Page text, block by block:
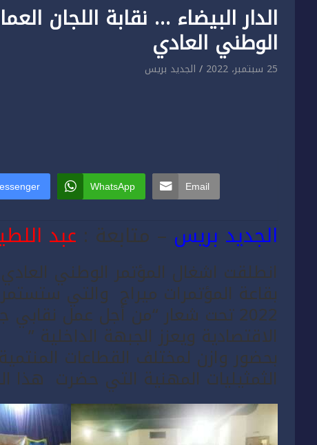
الدار البيضاء … نقابة اللجان
الوطني العادي
25 سبتمبر، 2022 الجديد بريس
WhatsApp Email
الجديد بريس – متابعة : عبد
انطلقت اشغال المؤتمر الوطني العادي
2022 تحت شعار “من أجل عمل
الاقتصادية ويعزز الجبهة الداخلية ”
بحضور وازن لمختلف القطاعات
الثمثيليات المهنية التي حضرت هذا